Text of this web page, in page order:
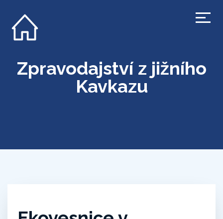
Zpravodajství z jižního
Kavkazu